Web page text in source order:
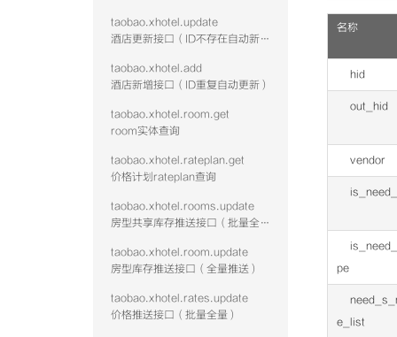
taobao.xhotel.update
酒店更新接口（ID不存在自动新增）
taobao.xhotel.add
酒店新增接口（ID重复自动更新）
taobao.xhotel.room.get
room实体查询
taobao.xhotel.rateplan.get
价格计划rateplan查询
taobao.xhotel.rooms.update
房型共享库存推送接口（批量全量）
taobao.xhotel.room.update
房型库存推送接口（全量推送）
taobao.xhotel.rates.update
价格推送接口（批量全量）
名称
hid
out_hid
vendor
pe
e_list